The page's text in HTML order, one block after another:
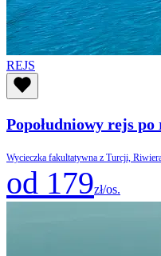
REJS
Popołudniowy rejs
Wycieczka fakultatywna z Turcji,
od 179zł/os.